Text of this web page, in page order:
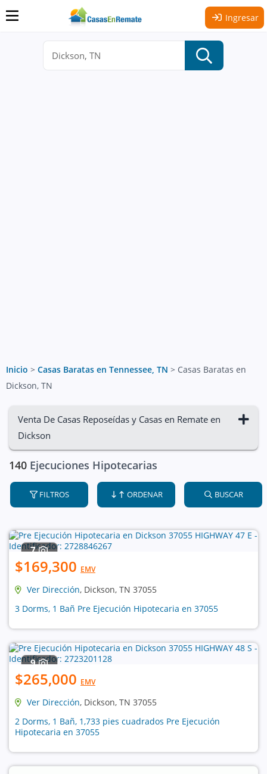
Ingresar
Inicio > Casas Baratas en Tennessee, TN > Casas Baratas en
Dickson, TN
Venta De Casas Reposeídas y Casas en Remate en
Dickson
140 Ejecuciones Hipotecarias
FILTROS ORDENAR BUSCAR
7
$169,300 EMV
Ver Dirección, Dickson, TN 37055
3 Dorms, 1 Bañ Pre Ejecución Hipotecaria en 37055
9
$265,000 EMV
Ver Dirección, Dickson, TN 37055
2 Dorms, 1 Bañ, 1,733 pies cuadrados Pre Ejecución
Hipotecaria en 37055